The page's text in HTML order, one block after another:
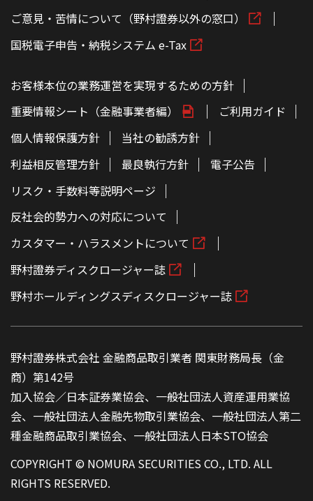
ご意見・苦情について（野村證券以外の窓口）
国税電子申告・納税システム e-Tax
お客様本位の業務運営を実現するための方針
重要情報シート（金融事業者編）
ご利用ガイド
個人情報保護方針
当社の勧誘方針
利益相反管理方針
最良執行方針
電子公告
リスク・手数料等説明ページ
反社会的勢力への対応について
カスタマー・ハラスメントについて
野村證券ディスクロージャー誌
野村ホールディングスディスクロージャー誌
野村證券株式会社 金融商品取引業者 関東財務局長（金
商）第142号
加入協会／日本証券業協会、一般社団法人資産運用業協
会、一般社団法人金融先物取引業協会、一般社団法人第二
種金融商品取引業協会、一般社団法人日本STO協会
COPYRIGHT © NOMURA SECURITIES CO., LTD. ALL
RIGHTS RESERVED.